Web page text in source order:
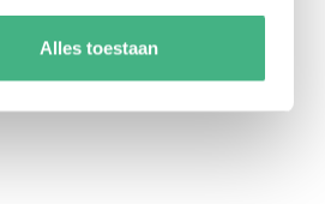
Alles toestaan